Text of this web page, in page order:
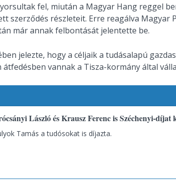
fel, miután a Magyar Hang reggel
szerződés részleteit. Erre reagálva Magyar
már annak felbontását jelentette be.
jelezte, hogy a céljaik a tudásalapú
vannak a Tisza-kormány által
László és Krausz Ferenc is Széchenyi-díjat
Tamás a tudósokat is díjazta.